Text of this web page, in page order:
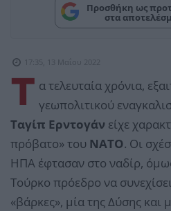
Προσθήκη ως
στα
17:35, 13 Μαΐου 2022
Τ α τελευταία χρόνια,
γεωπολιτικού
Ταγίπ Ερντογάν είχε
πρόβατο» του ΝΑΤΟ. Οι
ΗΠΑ έφτασαν στο ναδίρ,
Τούρκο πρόεδρο να
«βάρκες», μία της Δύσης και